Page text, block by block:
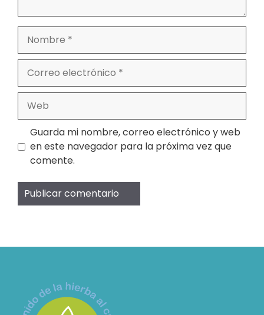
Nombre
electrónico
Guarda mi nombre, correo electrónico y web
en este navegador para la próxima vez que
comente.